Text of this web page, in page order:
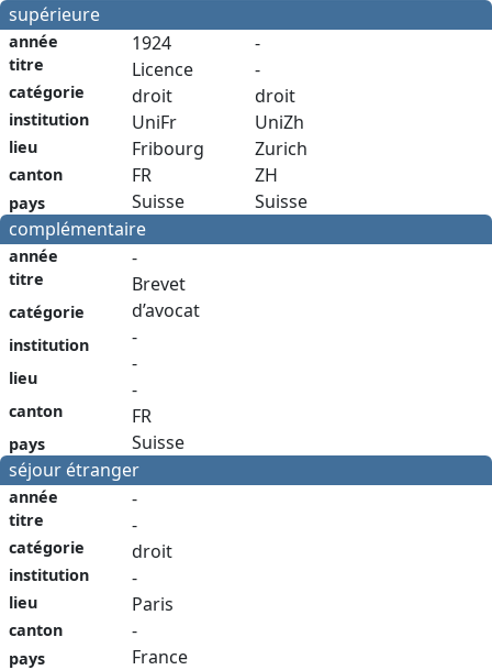
supérieure
année
titre
catégorie
institution
lieu
canton
pays
1924
Licence
droit
UniFr
Fribourg
FR
Suisse
-
-
droit
UniZh
Zurich
ZH
Suisse
complémentaire
année
titre
catégorie
institution
lieu
canton
pays
-
Brevet
d’avocat
-
-
-
FR
Suisse
séjour étranger
année
titre
catégorie
institution
lieu
canton
pays
-
-
droit
-
Paris
-
France